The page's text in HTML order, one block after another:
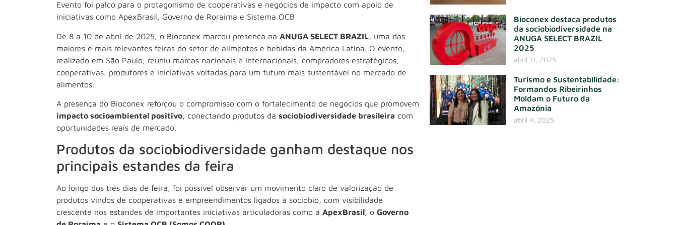
Evento foi palco para o protagonismo de cooperativas e negócios de impacto com apoio de
iniciativas como ApexBrasil, Governo de Roraima e Sistema OCB
De 8 a 10 de abril de 2025, o Bioconex marcou presença na ANUGA SELECT BRAZIL
, uma das
maiores e mais relevantes feiras do setor de alimentos e bebidas da América Latina. O evento,
realizado em São Paulo, reuniu marcas nacionais e internacionais, compradores estratégicos,
cooperativas, produtores e iniciativas voltadas para um futuro mais sustentável no mercado de
alimentos.
A presença do Bioconex reforçou o compromisso com o fortalecimento de negócios que promovem
impacto socioambiental positivo, conectando produtos da sociobiodiversidade brasileira com
oportunidades reais de mercado.
Produtos da sociobiodiversidade ganham destaque nos
principais estandes da feira
Ao longo dos três dias de feira, foi possível observar um movimento claro de valorização de
produtos vindos de cooperativas e empreendimentos ligados à sociobio, com visibilidade
crescente nos estandes de importantes iniciativas articuladoras como a ApexBrasil, o Governo
Bioconex destaca produtos
da sociobiodiversidade na
ANUGA SELECT BRAZIL
2025
abril 11, 2025
Turismo e Sustentabilidade:
Formandos Ribeirinhos
Moldam o Futuro da
Amazônia
abril 4, 2025